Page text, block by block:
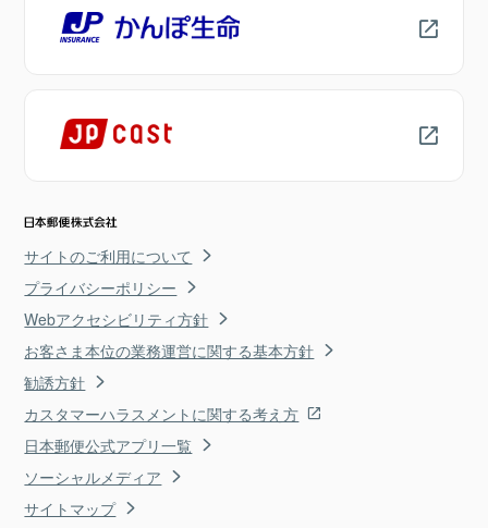
サイトのご利用について
プライバシーポリシー
Webアクセシビリティ方針
お客さま本位の業務運営に関する基本方針
勧誘方針
カスタマーハラスメントに関する考え方
日本郵便公式アプリ一覧
ソーシャルメディア
サイトマップ